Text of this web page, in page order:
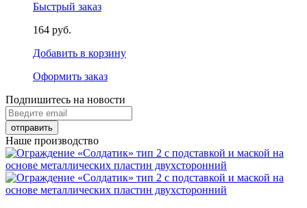
Быстрый заказ
164 руб.
Добавить в корзину
Оформить заказ
Подпишитесь на новости
Наше производство